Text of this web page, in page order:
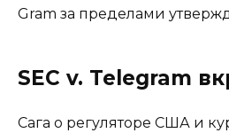
Gram за пределами
SEC v. Telegram
Сага о регуляторе США и